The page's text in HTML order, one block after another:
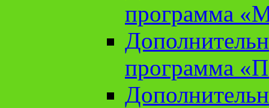
программа
программа